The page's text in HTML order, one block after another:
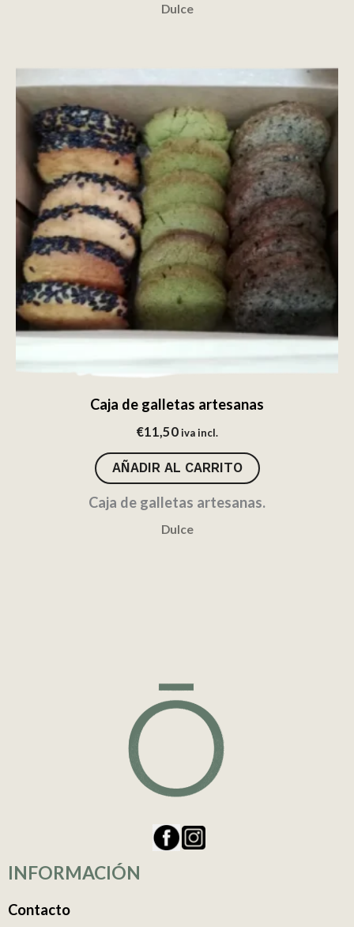
Dulce
Caja de galletas artesanas
€11,50 iva incl.
AÑADIR AL CARRITO
Caja de galletas artesanas.
Dulce
INFORMACIÓN
Contacto